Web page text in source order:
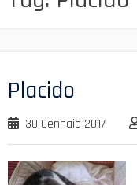
Placido
30 Gennaio 2017